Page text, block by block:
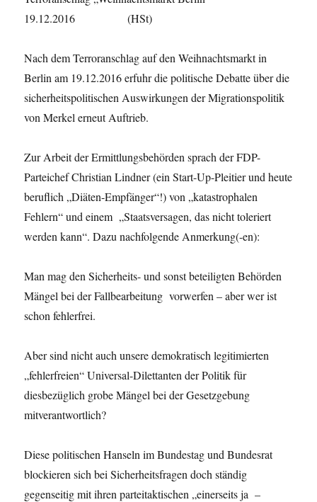
19.12.2016 (HSt)
Nach dem Terroranschlag auf den Weihnachtsmarkt in
Berlin am 19.12.2016 erfuhr die politische Debatte über die
sicherheitspolitischen Auswirkungen der Migrationspolitik
von Merkel erneut Auftrieb.
Zur Arbeit der Ermittlungsbehörden sprach der FDP-
Parteichef Christian Lindner (ein Start-Up-Pleitier und heute
beruflich „Diäten-Empfänger“!) von „katastrophalen
Fehlern“ und einem „Staatsversagen, das nicht toleriert
werden kann“. Dazu nachfolgende Anmerkung(-en):
Man mag den Sicherheits- und sonst beteiligten Behörden
Mängel bei der Fallbearbeitung vorwerfen – aber wer ist
schon fehlerfrei.
Aber sind nicht auch unsere demokratisch legitimierten
„fehlerfreien“ Universal-Dilettanten der Politik für
diesbezüglich grobe Mängel bei der Gesetzgebung
mitverantwortlich?
Diese politischen Hanseln im Bundestag und Bundesrat
blockieren sich bei Sicherheitsfragen doch ständig
gegenseitig mit ihren parteitaktischen „einerseits ja –